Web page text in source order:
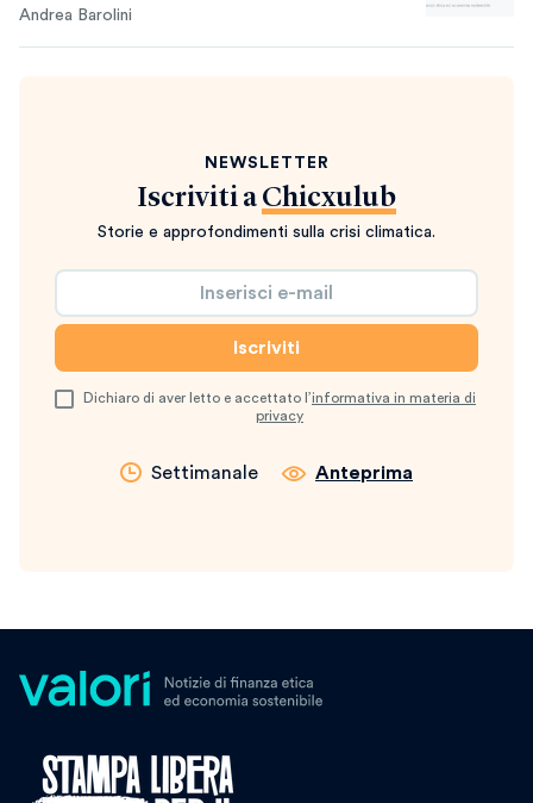
Andrea Barolini
NEWSLETTER
Iscriviti a Chicxulub
Storie e approfondimenti sulla crisi climatica.
Dichiaro di aver letto e accettato l’informativa in materia di
privacy
Settimanale Anteprima